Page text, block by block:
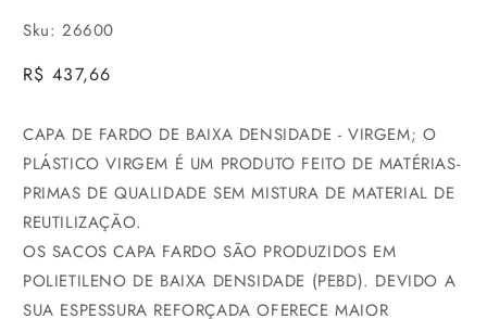
Sku: 26600
Preço
R$ 437,66
CAPA DE FARDO DE BAIXA DENSIDADE - VIRGEM; O
PLÁSTICO VIRGEM É UM PRODUTO FEITO DE MATÉRIAS-
PRIMAS DE QUALIDADE SEM MISTURA DE MATERIAL DE
REUTILIZAÇÃO.
OS SACOS CAPA FARDO SÃO PRODUZIDOS EM
POLIETILENO DE BAIXA DENSIDADE (PEBD). DEVIDO A
SUA ESPESSURA REFORÇADA OFERECE MAIOR